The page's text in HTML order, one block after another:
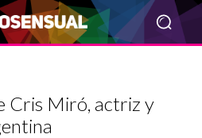
Cris Miró, actriz y